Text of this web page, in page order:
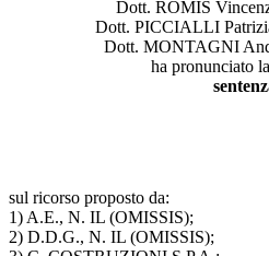
Dott. ROMIS
Dott. PICCIALLI
Dott. MONTAGNI
ha pronunciato
sul ricorso proposto da:
1) A.E., N. IL (OMISSIS);
2) D.D.G., N. IL (OMISSIS);